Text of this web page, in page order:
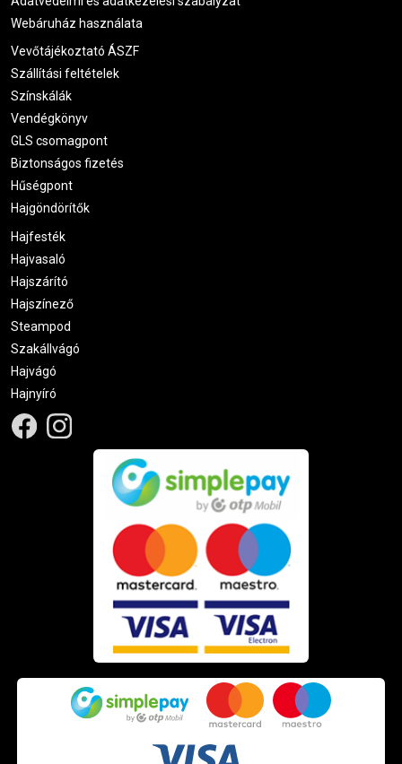
Webáruház használata
Vevőtájékoztató ÁSZF
Szállítási feltételek
Színskálák
Vendégkönyv
GLS csomagpont
Biztonságos fizetés
Hűségpont
Hajgöndörítők
Hajfesték
Hajvasaló
Hajszárító
Hajszínező
Steampod
Szakállvágó
Hajvágó
Hajnyíró